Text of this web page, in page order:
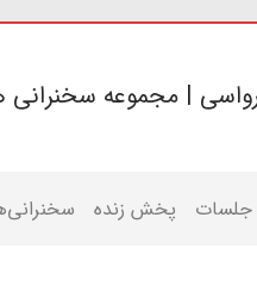
| مجموعه سخنرانی
پخش زنده